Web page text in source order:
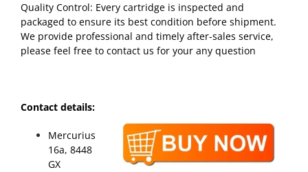
Quality Control: Every cartridge is inspected and
packaged to ensure its best condition before shipment.
We provide professional and timely after-sales service,
please feel free to contact us for your any question
Contact details:
Mercurius
16a, 8448
GX